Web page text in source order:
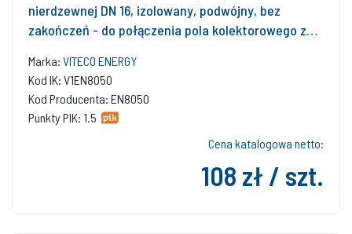
nierdzewnej DN 16, izolowany, podwójny, bez
zakończeń - do połączenia pola kolektorowego z
10 mb lub wielokrotność 10 mb
Marka: VITECO ENERGY
Kod IK: V1EN8050
Kod Producenta: EN8050
Punkty PIK: 1.5
Cena katalogowa netto:
108 zł / szt.